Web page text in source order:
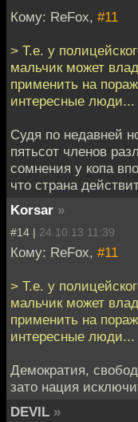
Кому: ReFox, #11
> Т.е. у
мальчик может
применить на
интересные люди...
Судя по недавней
пятьсот членов
сомнения у копа
что страна
Korsar »
#14 | 24.10.13 11:39
Кому: ReFox, #11
> Т.е. у
мальчик может
применить на
интересные люди...
Демократия,
зато нация
DEVIL »